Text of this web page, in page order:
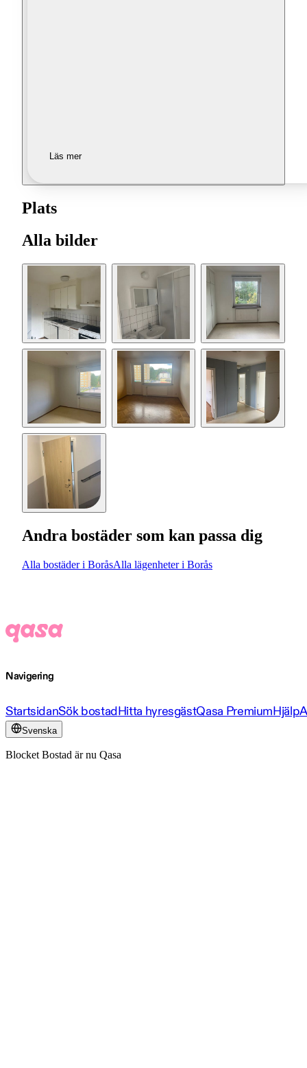
Läs mer
Plats
Alla bilder
Andra bostäder som kan passa dig
Alla bostäder i BoråsAlla lägenheter i Borås
Navigering
StartsidanSök bostadHitta hyresgästQasa PremiumHjälp
Svenska
Blocket Bostad är nu Qasa